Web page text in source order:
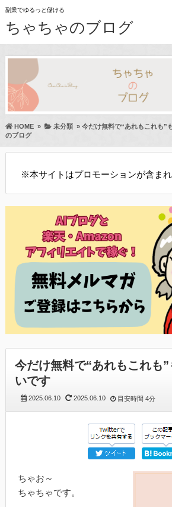
副業でゆるっと儲ける
ちゃちゃのブログ
HOME» 未分類» 今だけ無料で“あれもこれも”
のブログ
※本サイトはプロモーションが含まれ
今だけ無料で“あれもこれも
いです
2025.06.10 2025.06.10 目安時間 4分
ちゃお～
ちゃちゃです。